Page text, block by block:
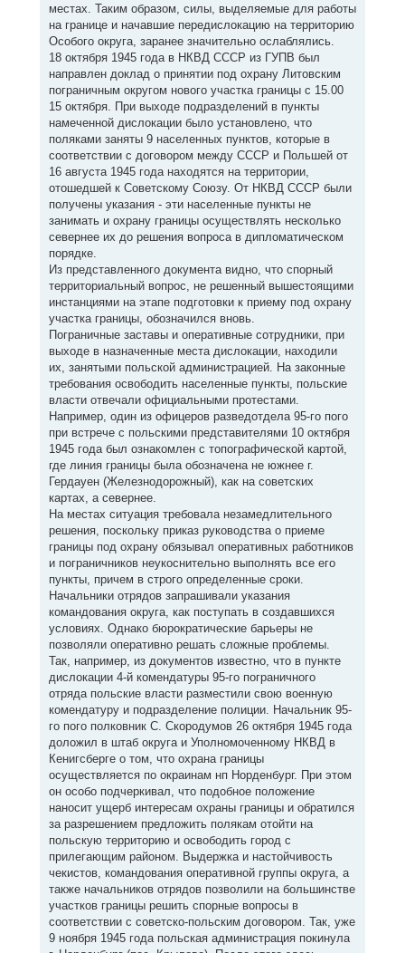
местах. Таким образом, силы, выделяемые для работы
на границе и начавшие передислокацию на территорию
Особого округа, заранее значительно ослаблялись.
18 октября 1945 года в НКВД СССР из ГУПВ был
направлен доклад о принятии под охрану Литовским
пограничным округом нового участка границы с 15.00
15 октября. При выходе подразделений в пункты
намеченной дислокации было установлено, что
поляками заняты 9 населенных пунктов, которые в
соответствии с договором между СССР и Польшей от
16 августа 1945 года находятся на территории,
отошедшей к Советскому Союзу. От НКВД СССР были
получены указания - эти населенные пункты не
занимать и охрану границы осуществлять несколько
севернее их до решения вопроса в дипломатическом
порядке.
Из представленного документа видно, что спорный
территориальный вопрос, не решенный вышестоящими
инстанциями на этапе подготовки к приему под охрану
участка границы, обозначился вновь.
Пограничные заставы и оперативные сотрудники, при
выходе в назначенные места дислокации, находили
их, занятыми польской администрацией. На законные
требования освободить населенные пункты, польские
власти отвечали официальными протестами.
Например, один из офицеров разведотдела 95-го пого
при встрече с польскими представителями 10 октября
1945 года был ознакомлен с топографической картой,
где линия границы была обозначена не южнее г.
Гердауен (Железнодорожный), как на советских
картах, а севернее.
На местах ситуация требовала незамедлительного
решения, поскольку приказ руководства о приеме
границы под охрану обязывал оперативных работников
и пограничников неукоснительно выполнять все его
пункты, причем в строго определенные сроки.
Начальники отрядов запрашивали указания
командования округа, как поступать в создавшихся
условиях. Однако бюрократические барьеры не
позволяли оперативно решать сложные проблемы.
Так, например, из документов известно, что в пункте
дислокации 4-й комендатуры 95-го пограничного
отряда польские власти разместили свою военную
комендатуру и подразделение полиции. Начальник 95-
го пого полковник С. Скородумов 26 октября 1945 года
доложил в штаб округа и Уполномоченному НКВД в
Кенигсберге о том, что охрана границы
осуществляется по окраинам нп Норденбург. При этом
он особо подчеркивал, что подобное положение
наносит ущерб интересам охраны границы и обратился
за разрешением предложить полякам отойти на
польскую территорию и освободить город с
прилегающим районом. Выдержка и настойчивость
чекистов, командования оперативной группы округа, а
также начальников отрядов позволили на большинстве
участков границы решить спорные вопросы в
соответствии с советско-польским договором. Так, уже
9 ноября 1945 года польская администрация покинула